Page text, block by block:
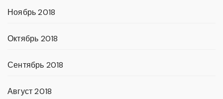
Ноябрь 2018
Октябрь 2018
Сентябрь 2018
Август 2018